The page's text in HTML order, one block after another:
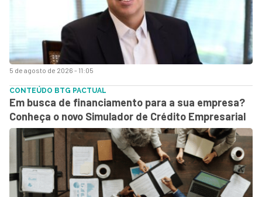
5 de agosto de 2026 - 11:05
CONTEÚDO BTG PACTUAL
Em busca de financiamento para a sua empresa?
Conheça o novo Simulador de Crédito Empresarial